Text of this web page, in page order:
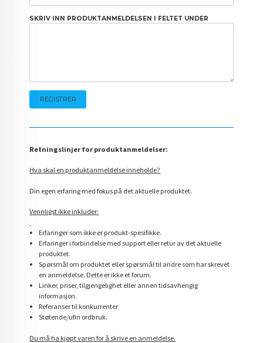
SKRIV INN PRODUKTANMELDELSEN I FELTET UNDER
Retningslinjer for produktanmeldelser:
Hva skal en produktanmeldelse inneholde?
Din egen erfaring med fokus på det aktuelle produktet.
Vennligst ikke inkluder:
Erfaringer som ikke er produkt-spesifikke.
Erfaringer i forbindelse med support eller retur av det aktuelle
produktet.
Spørsmål om produktet eller spørsmål til andre som har skrevet
en anmeldelse. Dette er ikke et forum.
Linker, priser, tilgjengelighet eller annen tidsavhengig
informasjon.
Referanser til konkurrenter
Støtende/ufin ordbruk.
Du må ha kjøpt varen for å skrive en anmeldelse.